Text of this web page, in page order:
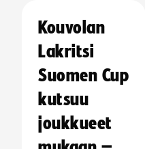
Kouvolan
Lakritsi
Suomen Cup
kutsuu
joukkueet